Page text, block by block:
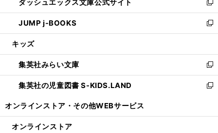
く
ド
ウ
で
開
ィ
ン
ド
ウ
開
く
い
ウ
ィ
ン
ウ
で
開
く
ダッシュエックス文庫公式サイト
新
し
い
ウ
ン
ド
ウ
で
JUMP j-BOOKS
新
し
ウ
ィ
ン
ド
開
キッズ
集英社みらい文庫
新
し
い
ン
集英社の児童図書 S-KIDS.LAND
新
ウ
オンラインストア・ その他WEBサービス
オンラインストア